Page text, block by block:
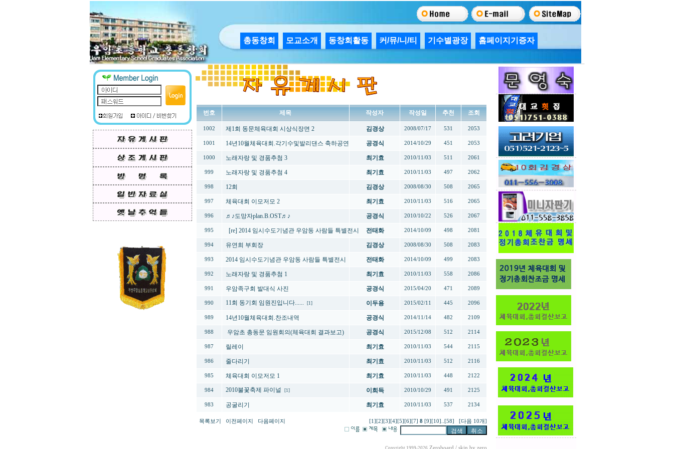
총동창회 모교소개 동창회활동 커/뮤/니/티 기수별광장 홈페이지기증자
번호 제목 작성자 작성일 추천 조회
1002 제1회 동문체육대회 시상식장면 2 김경상 2008/07/17 531 2053
1001 14년10월체육대회.각기수및발리댄스 축하공연 공경식 2014/10/29 451 2053
1000 노래자랑 및 경품추첨 3 최기효 2010/11/03 511 2061
999 노래자랑 및 경품추첨 4 최기효 2010/11/03 497 2062
998 12회 김경상 2008/08/30 508 2065
997 체육대회 이모저모 2 최기효 2010/11/03 516 2065
996 ♬♪도망자plan.B.OST♬♪ 공경식 2010/10/22 526 2067
995 [re] 2014 임시수도기념관 우암동 사람들 특별전시 전태화 2014/10/09 498 2081
994 유연희 부회장 김경상 2008/08/30 508 2083
993 2014 임시수도기념관 우암동 사람들 특별전시 전태화 2014/10/09 499 2083
992 노래자랑 및 경품추첨 1 최기효 2010/11/03 558 2086
991 우암족구회 발대식 사진 공경식 2015/04/20 471 2089
990 11회 동기회 임원진입니다...... [1] 이두용 2015/02/11 445 2096
989 14년10월체육대회.찬조내역 공경식 2014/11/14 482 2109
988 우암초 총동문 임원회의(체육대회 결과보고) 공경식 2015/12/08 512 2114
987 릴레이 최기효 2010/11/03 544 2115
986 줄다리기 최기효 2010/11/03 512 2116
985 체육대회 이모저모 1 최기효 2010/11/03 448 2122
984 2010불꽃축제 파이널 [1] 이희득 2010/10/29 491 2125
983 공굴리기 최기효 2010/11/03 537 2134
목록보기 이전페이지 다음페이지 [1] [2] [3] [4] [5] [6] [7] 8 [9] [10] [58] [다음 10개]
Copyright 1999-2026 Zeroboard / skin by zero